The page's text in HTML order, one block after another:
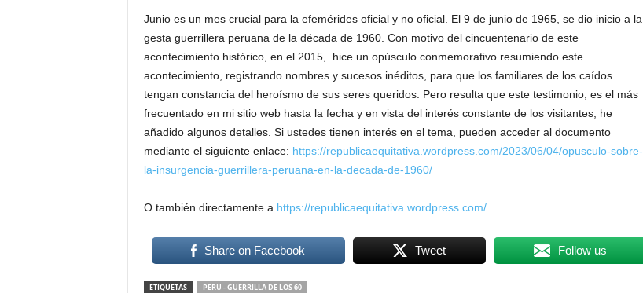
Junio es un mes crucial para la efemérides oficial y no oficial. El 9 de junio de 1965, se dio inicio a la
gesta guerrillera peruana de la década de 1960. Con motivo del cincuentenario de este
acontecimiento histórico, en el 2015, hice un opúsculo conmemorativo resumiendo este
acontecimiento, registrando nombres y sucesos inéditos, para que los familiares de los caídos
tengan constancia del heroísmo de sus seres queridos. Pero resulta que este testimonio, es el más
frecuentado en mi sitio web hasta la fecha y en vista del interés constante de los visitantes, he
añadido algunos detalles. Si ustedes tienen interés en el tema, pueden acceder al documento
mediante el siguiente enlace: https://republicaequitativa.wordpress.com/2023/06/04/opusculo-sobre-
la-insurgencia-guerrillera-peruana-en-la-decada-de-1960/
O también directamente a https://republicaequitativa.wordpress.com/
Share on Facebook Tweet Follow us
ETIQUETAS PERU - GUERRILLA DE LOS 60